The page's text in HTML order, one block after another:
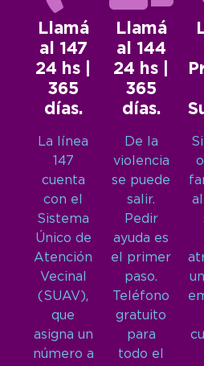
Llamá
al 147
24 hs |
365
días.
La línea
147
cuenta
con el
Sistema
Único de
Atención
Vecinal
(SUAV),
que
asigna un
número a
Llamá
al 144
24 hs |
365
días.
De la
violencia
se puede
salir.
Pedir
ayuda es
el primer
paso.
Teléfono
gratuito
para
todo el